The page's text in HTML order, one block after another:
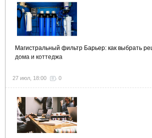
Магистральный фильтр Барьер: как выбрать
дома и коттеджа
27 июл, 18:00 0